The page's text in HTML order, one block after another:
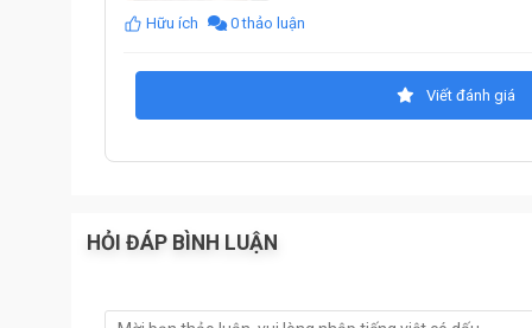
Đây là hộp sạc phòng khi két hết pin mà bạn chưa
chỉ dùng trong trường hợp khẩn cấp. Không nên
Hữu ích 0 thảo luận
Viết đánh giá
HỎI ĐÁP BÌNH LUẬN